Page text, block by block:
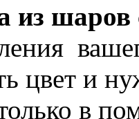
из
цвет и
в